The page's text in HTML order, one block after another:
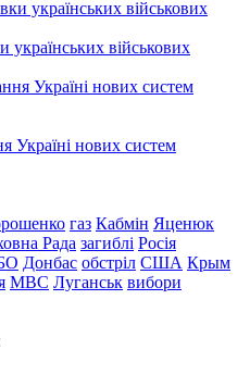
українських військових
Україні нових систем
газ Кабмін Яценюк
Рада загиблі Росія
Донбас обстріл США Крым
МВС Луганськ вибори